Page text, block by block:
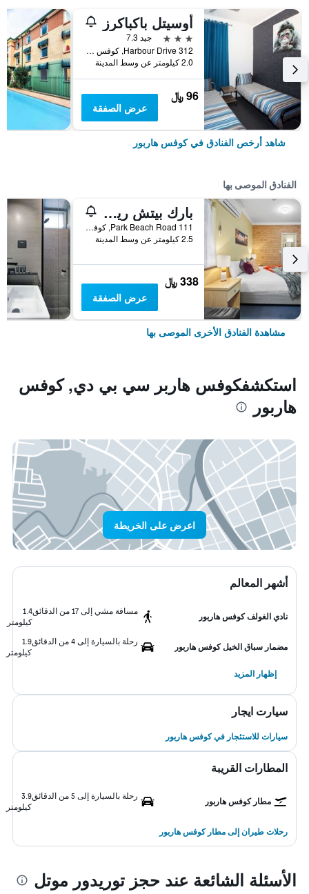
أوسيتل باكباكرز
3 نجوم
جيد 7.3
312 Harbour Drive, كوفس هاربور, NSW, أستراليا
2.0 كيلومتر عن وسط المدينة
96 ﷼
عرض الصفقة
شاهد أرخص الفنادق في كوفس هاربور
الفنادق الموصى بها
بارك بيتش ريزورت موتيل
111 Park Beach Road, كوفس هاربور, NSW, أستراليا
2.5 كيلومتر عن وسط المدينة
338 ﷼
عرض الصفقة
مشاهدة الفنادق الأخرى الموصى بها
استكشفكوفس هاربر سي بي دي, كوفس
هاربور
اعرض على الخريطة
أشهر المعالم
نادي الغولف كوفس هاربور
مسافة مشي إلى 17 من الدقائق
1.4
كيلومتر
مضمار سباق الخيل كوفس هاربور
رحلة بالسيارة إلى 4 من الدقائق
1.9
كيلومتر
إظهار المزيد
سيارت ايجار
سيارات للاستئجار في كوفس هاربور
المطارات القريبة
مطار كوفس هاربور
رحلة بالسيارة إلى 5 من الدقائق
3.9
كيلومتر
رحلات طيران إلى مطار كوفس هاربور
الأسئلة الشائعة عند حجز توريدور موتل